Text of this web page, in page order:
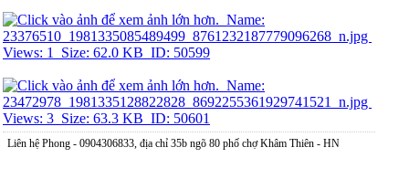
Liên hệ Phong - 0904306833, địa chỉ 35b ngõ 80 phố chợ Khâm Thiên - HN